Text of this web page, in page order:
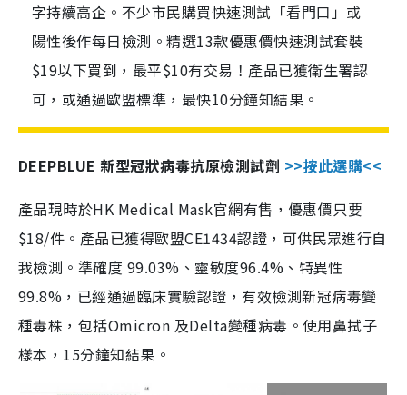
字持續高企。不少市民購買快速測試「看門口」或
陽性後作每日檢測。精選13款優惠價快速測試套裝
$19以下買到，最平$10有交易！產品已獲衛生署認
可，或通過歐盟標準，最快10分鐘知結果。
DEEPBLUE 新型冠狀病毒抗原檢測試劑 >>按此選購<<
產品現時於HK Medical Mask官網有售，優惠價只要
$18/件。產品已獲得歐盟CE1434認證，可供民眾進行自
我檢測。準確度 99.03%、靈敏度96.4%、特異性
99.8%，已經通過臨床實驗認證，有效檢測新冠病毒變
種毒株，包括Omicron 及Delta變種病毒。使用鼻拭子
樣本，15分鐘知結果。